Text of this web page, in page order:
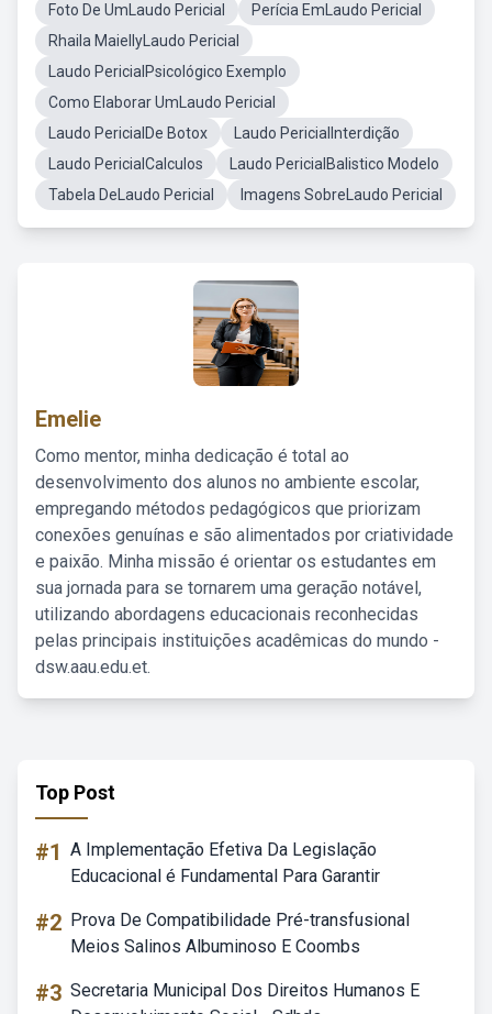
Foto De UmLaudo Pericial
Perícia EmLaudo Pericial
Rhaila MaiellyLaudo Pericial
Laudo PericialPsicológico Exemplo
Como Elaborar UmLaudo Pericial
Laudo PericialDe Botox
Laudo PericialInterdição
Laudo PericialCalculos
Laudo PericialBalistico Modelo
Tabela DeLaudo Pericial
Imagens SobreLaudo Pericial
Emelie
Como mentor, minha dedicação é total ao
desenvolvimento dos alunos no ambiente escolar,
empregando métodos pedagógicos que priorizam
conexões genuínas e são alimentados por criatividade
e paixão. Minha missão é orientar os estudantes em
sua jornada para se tornarem uma geração notável,
utilizando abordagens educacionais reconhecidas
pelas principais instituições acadêmicas do mundo -
dsw.aau.edu.et.
Top Post
#1 A Implementação Efetiva Da Legislação
Educacional é Fundamental Para Garantir
#2 Prova De Compatibilidade Pré-transfusional
Meios Salinos Albuminoso E Coombs
#3 Secretaria Municipal Dos Direitos Humanos E